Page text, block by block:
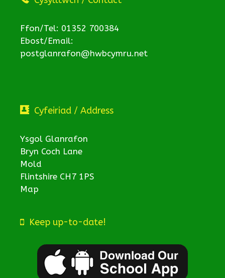
Ffon/Tel: 01352 700384
Ebost/Email:
postglanrafon@hwbcymru.net
Cyfeiriad / Address
Ysgol Glanrafon
Bryn Coch Lane
Mold
Flintshire CH7 1PS
Map
Keep up-to-date!